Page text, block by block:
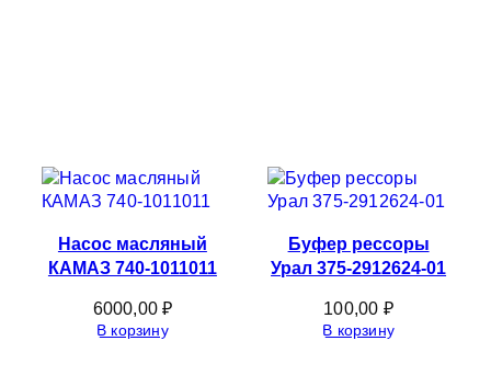
Насос масляный
КАМАЗ 740-1011011
6000,00₽
В корзину
Буфер рессоры
Урал 375-2912624-01
100,00 ₽
В корзину